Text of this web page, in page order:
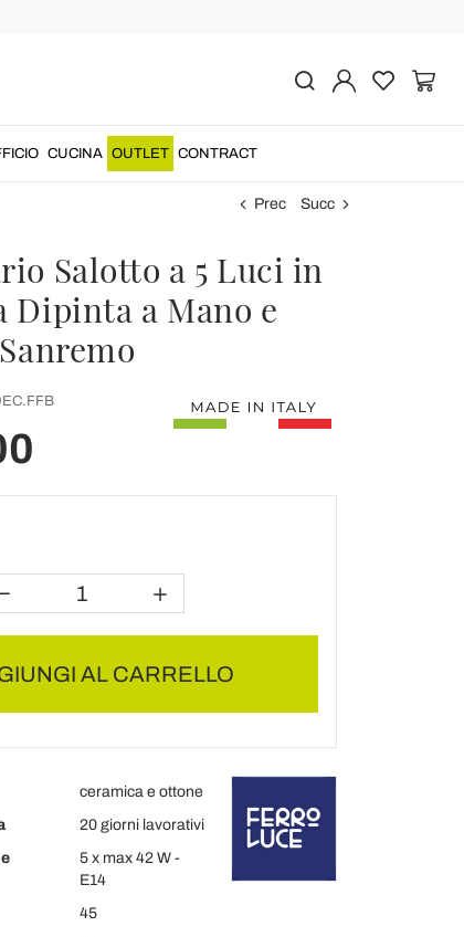
CUCINA OUTLET CONTRACT
Prec Succ
Salotto a 5 Luci in
Dipinta a Mano e
AL CARRELLO
ceramica e ottone
20 giorni lavorativi
5 x max 42 W -
E14
45